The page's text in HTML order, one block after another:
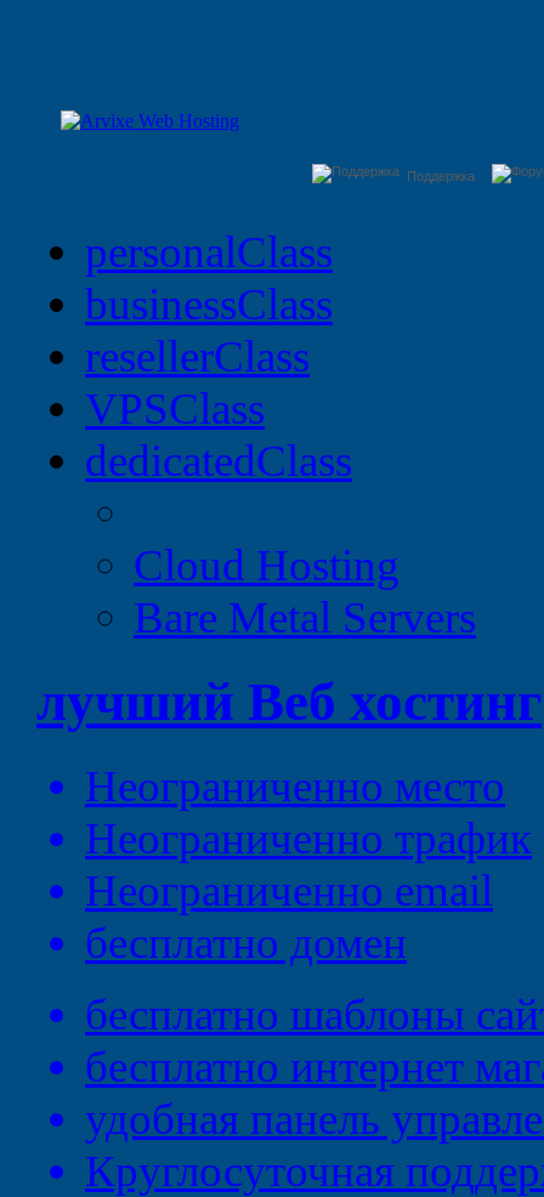
Поддержка
personalClass
businessClass
resellerClass
VPSClass
dedicatedClass
Cloud Hosting
Bare Metal Servers
лучший Веб хостинг
Неограниченно место
Неограниченно трафик
Неограниченно email
бесплатно домен
бесплатно шаблоны
бесплатно интернет
удобная панель
Круглосуточная